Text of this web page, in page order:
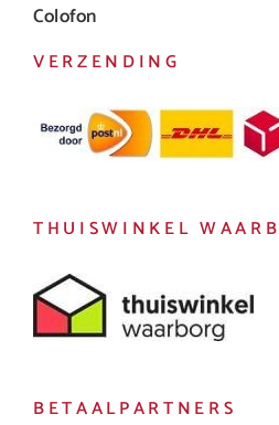
Colofon
VERZENDING
THUISWINKEL
BETAALPARTNERS